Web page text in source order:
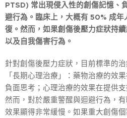
PTSD) 常出現侵入性的創傷記憶、
避行為。臨床上，大概有 50% 成年
復。然而，如果創傷後壓力症狀持
以及自我傷害行為。
針對創傷後壓力症狀，目前標準的
「長期心理治療」：藥物治療的效
負面思考；心理治療的效果在提供
然而，對於嚴重警醒與迴避行為，
效果顯得非常緩慢。如果重大創傷